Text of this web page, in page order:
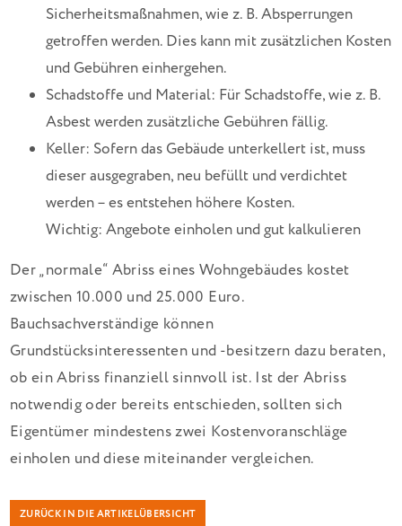
Sicherheitsmaßnahmen, wie z. B. Absperrungen
getroffen werden. Dies kann mit zusätzlichen Kosten
und Gebühren einhergehen.
Schadstoffe und Material: Für Schadstoffe, wie z. B.
Asbest werden zusätzliche Gebühren fällig.
Keller: Sofern das Gebäude unterkellert ist, muss
dieser ausgegraben, neu befüllt und verdichtet
werden – es entstehen höhere Kosten.
Wichtig: Angebote einholen und gut kalkulieren
Der „normale“ Abriss eines Wohngebäudes kostet
zwischen 10.000 und 25.000 Euro.
Bauchsachverständige können
Grundstücksinteressenten und -besitzern dazu beraten,
ob ein Abriss finanziell sinnvoll ist. Ist der Abriss
notwendig oder bereits entschieden, sollten sich
Eigentümer mindestens zwei Kostenvoranschläge
einholen und diese miteinander vergleichen.
ZURÜCK IN DIE ARTIKELÜBERSICHT